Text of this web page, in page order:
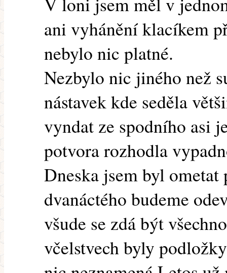
ani vyhánění klacíkem
nebylo nic platné.
Nezbylo nic jiného než
nástavek kde seděla
vyndat ze spodního asi
potvora rozhodla
Dneska jsem byl
dvanáctého budeme
všude se zdá být
včelstvech byly